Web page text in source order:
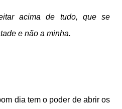
acima de tudo, que se
e não a minha.
dia tem o poder de abrir os